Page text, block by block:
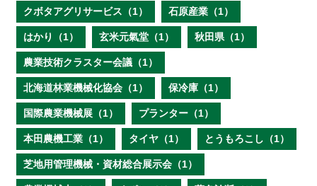
クボタアグリサービス（1） 石原産業（1）
はかり（1） 玄米元氣堂（1） 秋田県（1）
農業技術クラスター会議（1）
北海道林業機械化協会（1） 保冷庫（1）
国際農業機械展（1） プランター（1）
本田農機工業（1） タイヤ（1） とうもろこし（1）
芝地用管理機械・資材総合展示会（1）